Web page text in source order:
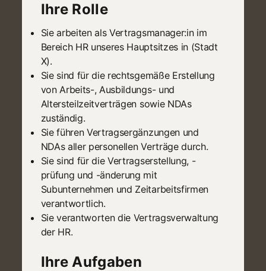
Ihre Rolle
Sie arbeiten als Vertragsmanager:in im
Bereich HR unseres Hauptsitzes in (Stadt
X).
Sie sind für die rechtsgemäße Erstellung
von Arbeits-, Ausbildungs- und
Altersteilzeitverträgen sowie NDAs
zuständig.
Sie führen Vertragsergänzungen und
NDAs aller personellen Verträge durch.
Sie sind für die Vertragserstellung, -
prüfung und -änderung mit
Subunternehmen und Zeitarbeitsfirmen
verantwortlich.
Sie verantworten die Vertragsverwaltung
der HR.
Ihre Aufgaben